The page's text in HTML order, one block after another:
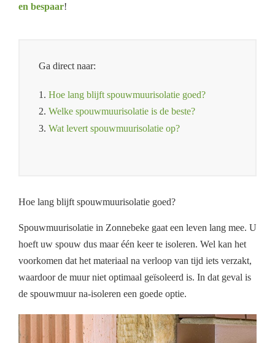
en bespaar!
Ga direct naar:
1. Hoe lang blijft spouwmuurisolatie goed?
2. Welke spouwmuurisolatie is de beste?
3. Wat levert spouwmuurisolatie op?
Hoe lang blijft spouwmuurisolatie goed?
Spouwmuurisolatie in Zonnebeke gaat een leven lang mee. U
hoeft uw spouw dus maar één keer te isoleren. Wel kan het
voorkomen dat het materiaal na verloop van tijd iets verzakt,
waardoor de muur niet optimaal geïsoleerd is. In dat geval is
de spouwmuur na-isoleren een goede optie.